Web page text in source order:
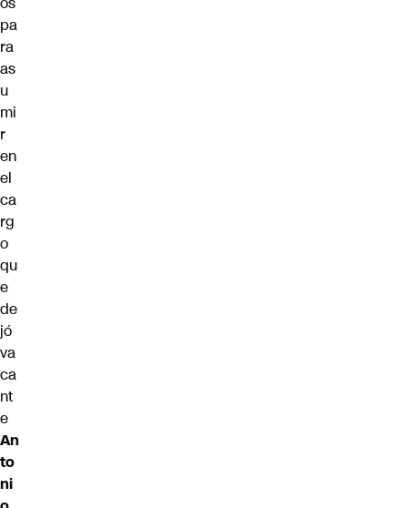
pa
ra
as
u
mi
r
en
el
ca
rg
o
qu
e
de
jó
va
ca
nt
e
An
to
ni